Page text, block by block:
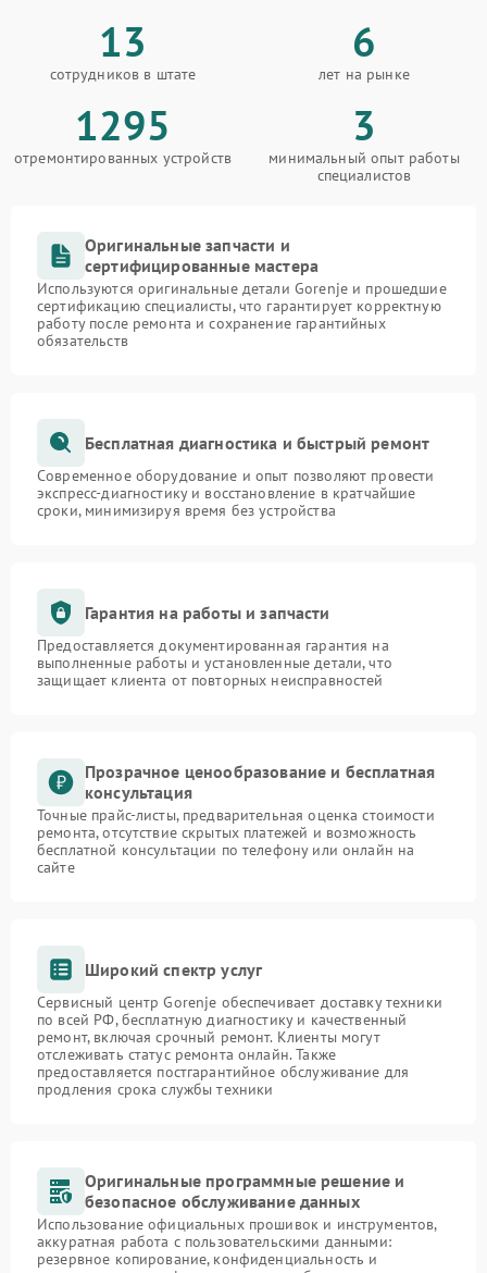
13
сотрудников в штате
6
лет на рынке
1295
отремонтированных устройств
3
минимальный опыт работы
специалистов
Оригинальные запчасти и
сертифицированные мастера
Используются оригинальные детали Gorenje и прошедшие
сертификацию специалисты, что гарантирует корректную
работу после ремонта и сохранение гарантийных
обязательств
Бесплатная диагностика и быстрый ремонт
Современное оборудование и опыт позволяют провести
экспресс-диагностику и восстановление в кратчайшие
сроки, минимизируя время без устройства
Гарантия на работы и запчасти
Предоставляется документированная гарантия на
выполненные работы и установленные детали, что
защищает клиента от повторных неисправностей
Прозрачное ценообразование и бесплатная
консультация
Точные прайс-листы, предварительная оценка стоимости
ремонта, отсутствие скрытых платежей и возможность
бесплатной консультации по телефону или онлайн на
сайте
Широкий спектр услуг
Сервисный центр Gorenje обеспечивает доставку техники
по всей РФ, бесплатную диагностику и качественный
ремонт, включая срочный ремонт. Клиенты могут
отслеживать статус ремонта онлайн. Также
предоставляется постгарантийное обслуживание для
продления срока службы техники
Оригинальные программные решение и
безопасное обслуживание данных
Использование официальных прошивок и инструментов,
аккуратная работа с пользовательскими данными:
резервное копирование, конфиденциальность и